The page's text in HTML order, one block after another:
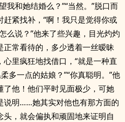
我和她结婚么？”“当然。”脱口而
紧找补，“啊！我只是觉得你或
么说？”他来了些兴趣，目光灼灼
常看待的，多少透着一丝暧昧
里疯狂地找借口，“就是一种直
多一点的姑娘？”“你真聪明。”他
了他！他们平时见面极少，可她
说明……她其实对他也有那方面的
，就会偏执和顽固地来证明自